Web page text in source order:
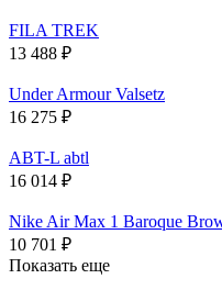
FILA TREK
13 488 ₽
Under Armour Valsetz
16 275 ₽
ABT-L abtl
16 014 ₽
Nike Air Max 1 Baroque
10 701 ₽
Показать еще